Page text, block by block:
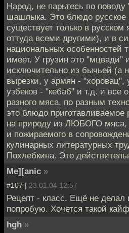
Народ, не парьтесь по поводу
шашлыка. Это блюдо
существует только в русском
оттуда всеми другими), и в
национальных особенностей
имеет. У грузин это "мцвади"
исключительно из бычьей (а
вырезки, у армян - "хоровац",
узбеков - "кебаб" и т.д. и все
разного мяса, по разным
это блюдо приготавливаемое
на природу из ЛЮБОГО мяса,
и пожираемого в
кулинарных литературных
Похлебкина. Это
Me][anic »
#107 | 23.01.04 12:57
Рецепт - класс. Ещё не делал
попробую. Хочется такой
hgh »